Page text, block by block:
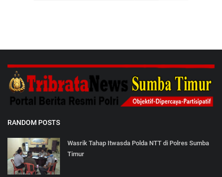
RANDOM POSTS
Wasrik Tahap Itwasda Polda NTT di Polres Sumba
Timur